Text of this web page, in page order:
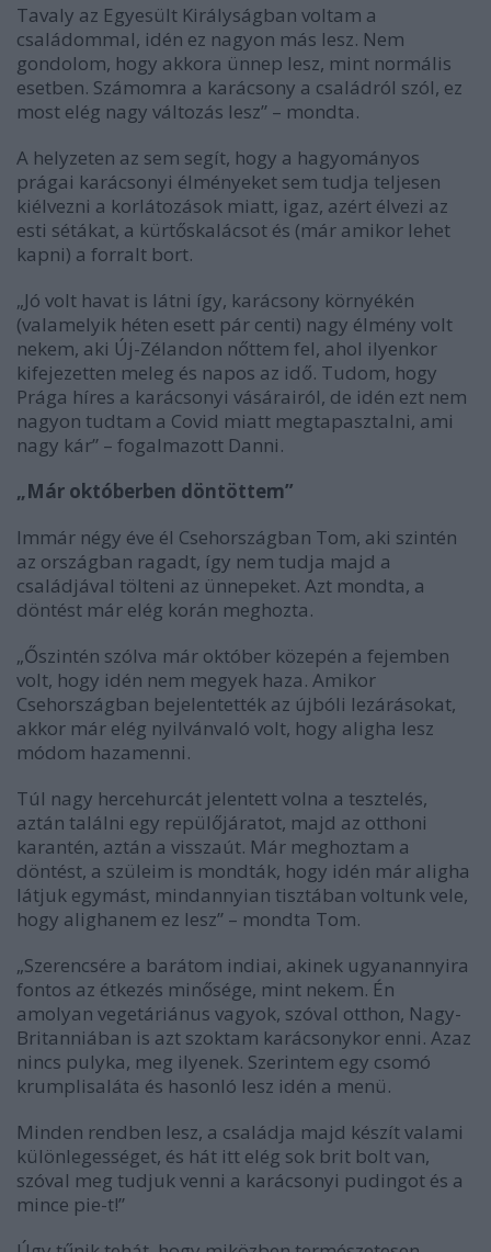
Tavaly az Egyesült Királyságban voltam a
családommal, idén ez nagyon más lesz. Nem
gondolom, hogy akkora ünnep lesz, mint normális
esetben. Számomra a karácsony a családról szól, ez
most elég nagy változás lesz” – mondta.
A helyzeten az sem segít, hogy a hagyományos
prágai karácsonyi élményeket sem tudja teljesen
kiélvezni a korlátozások miatt, igaz, azért élvezi az
esti sétákat, a kürtőskalácsot és (már amikor lehet
kapni) a forralt bort.
„Jó volt havat is látni így, karácsony környékén
(valamelyik héten esett pár centi) nagy élmény volt
nekem, aki Új-Zélandon nőttem fel, ahol ilyenkor
kifejezetten meleg és napos az idő. Tudom, hogy
Prága híres a karácsonyi vásárairól, de idén ezt nem
nagyon tudtam a Covid miatt megtapasztalni, ami
nagy kár” – fogalmazott Danni.
„Már októberben döntöttem”
Immár négy éve él Csehországban Tom, aki szintén
az országban ragadt, így nem tudja majd a
családjával tölteni az ünnepeket. Azt mondta, a
döntést már elég korán meghozta.
„Őszintén szólva már október közepén a fejemben
volt, hogy idén nem megyek haza. Amikor
Csehországban bejelentették az újbóli lezárásokat,
akkor már elég nyilvánvaló volt, hogy aligha lesz
módom hazamenni.
Túl nagy hercehurcát jelentett volna a tesztelés,
aztán találni egy repülőjáratot, majd az otthoni
karantén, aztán a visszaút. Már meghoztam a
döntést, a szüleim is mondták, hogy idén már aligha
látjuk egymást, mindannyian tisztában voltunk vele,
hogy alighanem ez lesz” – mondta Tom.
„Szerencsére a barátom indiai, akinek ugyanannyira
fontos az étkezés minősége, mint nekem. Én
amolyan vegetáriánus vagyok, szóval otthon, Nagy-
Britanniában is azt szoktam karácsonykor enni. Azaz
nincs pulyka, meg ilyenek. Szerintem egy csomó
krumplisaláta és hasonló lesz idén a menü.
Minden rendben lesz, a családja majd készít valami
különlegességet, és hát itt elég sok brit bolt van,
szóval meg tudjuk venni a karácsonyi pudingot és a
mince pie-t!”